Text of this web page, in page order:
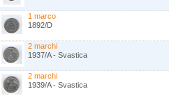
1 marco
1892/D
2 marchi
1937/A - Svastica
2 marchi
1939/A - Svastica